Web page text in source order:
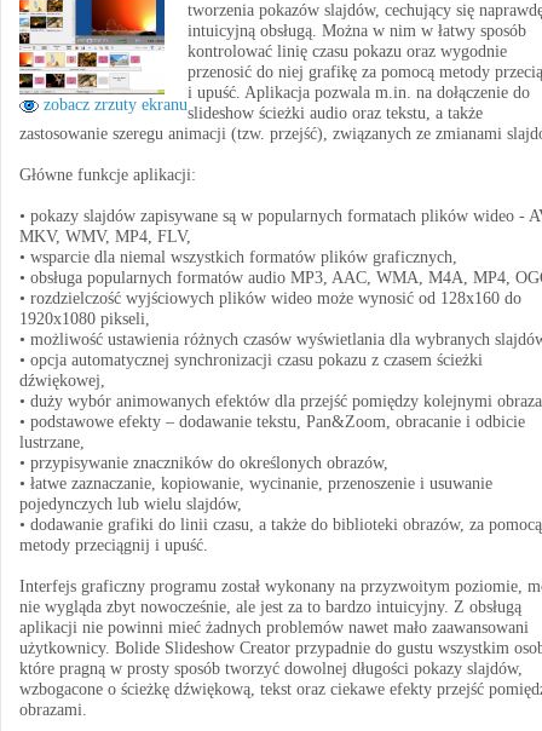
zobacz zrzuty ekranu
tworzenia pokazów slajdów, cechujący się
intuicyjną obsługą. Można w nim w łatwy sposób
kontrolować linię czasu pokazu oraz wygodnie
przenosić do niej grafikę za pomocą metody
i upuść. Aplikacja pozwala m.in. na dołączenie do
slideshow ścieżki audio oraz tekstu, a także
zastosowanie szeregu animacji (tzw. przejść), związanych ze zmianami
Główne funkcje aplikacji:
• pokazy slajdów zapisywane są w popularnych formatach plików wideo -
MKV, WMV, MP4, FLV,
• wsparcie dla niemal wszystkich formatów plików graficznych,
• obsługa popularnych formatów audio MP3, AAC, WMA, M4A, MP4,
• rozdzielczość wyjściowych plików wideo może wynosić od 128x160 do
1920x1080 pikseli,
• możliwość ustawienia różnych czasów wyświetlania dla wybranych
• opcja automatycznej synchronizacji czasu pokazu z czasem ścieżki
dźwiękowej,
• duży wybór animowanych efektów dla przejść pomiędzy kolejnymi
• podstawowe efekty – dodawanie tekstu, Pan&Zoom, obracanie i odbicie
lustrzane,
• przypisywanie znaczników do określonych obrazów,
• łatwe zaznaczanie, kopiowanie, wycinanie, przenoszenie i usuwanie
pojedynczych lub wielu slajdów,
• dodawanie grafiki do linii czasu, a także do biblioteki obrazów, za pomocą
metody przeciągnij i upuść.
Interfejs graficzny programu został wykonany na przyzwoitym poziomie,
nie wygląda zbyt nowocześnie, ale jest za to bardzo intuicyjny. Z obsługą
aplikacji nie powinni mieć żadnych problemów nawet mało zaawansowani
użytkownicy. Bolide Slideshow Creator przypadnie do gustu wszystkim
które pragną w prosty sposób tworzyć dowolnej długości pokazy slajdów,
wzbogacone o ścieżkę dźwiękową, tekst oraz ciekawe efekty przejść
obrazami.